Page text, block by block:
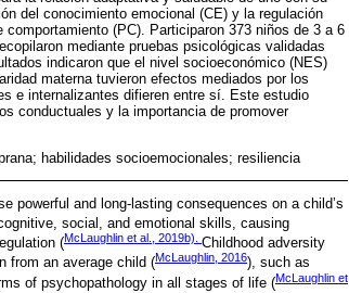
del conocimiento emocional (CE) y la regulación
(PC). Participaron 373 niños de 3 a 6
mediante pruebas psicológicas validadas
indicaron que el nivel socioeconómico (NES)
materna tuvieron efectos mediados por los
e internalizantes difieren entre sí. Este estudio
conductuales y la importancia de promover
habilidades socioemocionales; resiliencia
powerful and long-lasting consequences on a child’s
social, and emotional skills, causing
(McLaughlin et al., 2019b). Childhood adversity
from an average child (McLaughlin, 2016), such as
of psychopathology in all stages of life (McLaughlin et